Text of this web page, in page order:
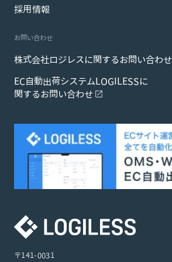
〒141-0031
採用情報
お問い合わせ
株式会社ロジレスに関するお問い合わせ
EC自動出荷システムLOGILESSに
関するお問い合わせ